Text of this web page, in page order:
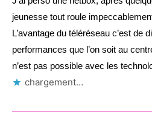
jeunesse tout roule
L’avantage du téléréseau c’est de
performances que l’on soit au
n’est pas possible avec les
chargement…